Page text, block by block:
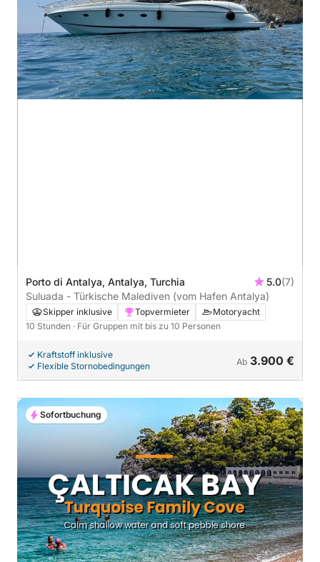
Porto di Antalya, Antalya, Turchia 5.0(7)
Suluada - Türkische Malediven (vom Hafen Antalya)
Skipper inklusive Topvermieter
Motoryacht
10 Stunden · Für Gruppen mit bis zu 10 Personen
Kraftstoff inklusive
Flexible Stornobedingungen
Ab 3.900 €
Sofortbuchung